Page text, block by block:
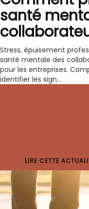
santé
Stress, épuisement
santé mentale des
pour les entreprises.
identifier les sign...
LIRE CETTE